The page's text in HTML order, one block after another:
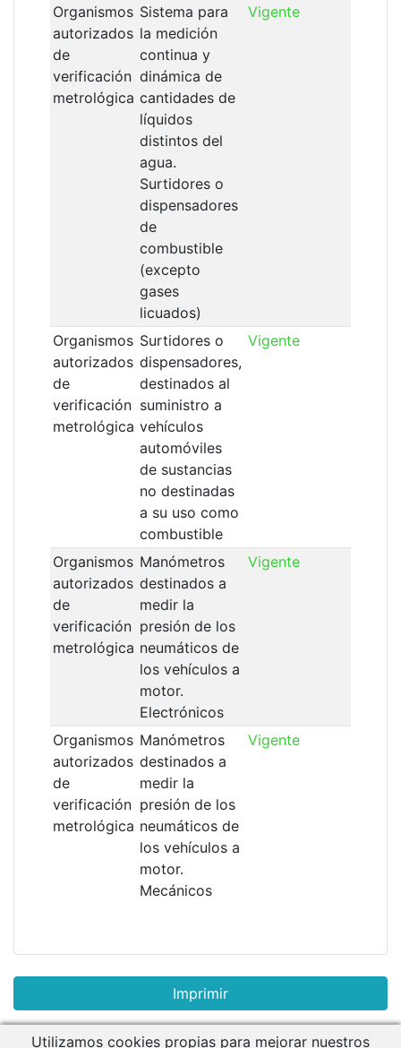
Organismos
autorizados
de
verificación
metrológica
Sistema para
la medición
continua y
dinámica de
cantidades de
líquidos
distintos del
agua.
Surtidores o
dispensadores
de
combustible
(excepto
gases
licuados)
Vigente
Organismos
autorizados
de
verificación
metrológica
Surtidores o
dispensadores,
destinados al
suministro a
vehículos
automóviles
de sustancias
no destinadas
a su uso como
combustible
Vigente
Organismos
autorizados
de
verificación
metrológica
Manómetros
destinados a
medir la
presión de los
neumáticos de
los vehículos a
motor.
Electrónicos
Vigente
Organismos
autorizados
de
verificación
metrológica
Manómetros
destinados a
medir la
presión de los
neumáticos de
los vehículos a
motor.
Mecánicos
Vigente
Utilizamos cookies propias para mejorar nuestros